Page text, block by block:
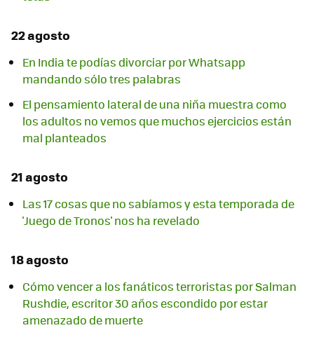
22 agosto
En India te podías divorciar por Whatsapp
mandando sólo tres palabras
El pensamiento lateral de una niña muestra como
los adultos no vemos que muchos ejercicios están
mal planteados
21 agosto
Las 17 cosas que no sabíamos y esta temporada de
'Juego de Tronos' nos ha revelado
18 agosto
Cómo vencer a los fanáticos terroristas por Salman
Rushdie, escritor 30 años escondido por estar
amenazado de muerte